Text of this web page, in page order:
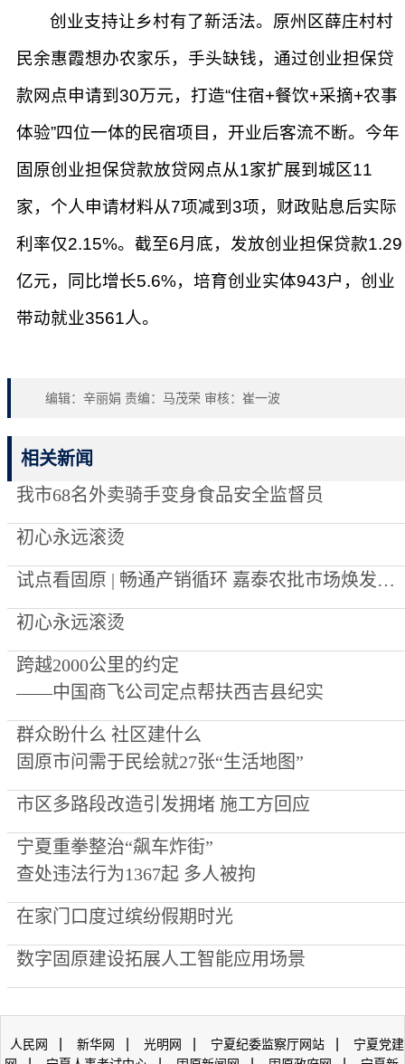
创业支持让乡村有了新活法。原州区薛庄村村
民余惠霞想办农家乐，手头缺钱，通过创业担保贷
款网点申请到30万元，打造“住宿+餐饮+采摘+农事
体验”四位一体的民宿项目，开业后客流不断。今年
固原创业担保贷款放贷网点从1家扩展到城区11
家，个人申请材料从7项减到3项，财政贴息后实际
利率仅2.15%。截至6月底，发放创业担保贷款1.29
亿元，同比增长5.6%，培育创业实体943户，创业
带动就业3561人。
编辑：辛丽娟 责编：马茂荣 审核：崔一波
相关新闻
我市68名外卖骑手变身食品安全监督员
初心永远滚烫
试点看固原 | 畅通产销循环 嘉泰农批市场焕发新生机
初心永远滚烫
跨越2000公里的约定
——中国商飞公司定点帮扶西吉县纪实
群众盼什么 社区建什么
固原市问需于民绘就27张“生活地图”
市区多路段改造引发拥堵 施工方回应
宁夏重拳整治“飙车炸街”
查处违法行为1367起 多人被拘
在家门口度过缤纷假期时光
数字固原建设拓展人工智能应用场景
人民网 新华网 光明网 宁夏纪委监察厅网站
宁夏党建